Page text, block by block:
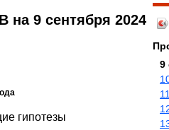
на 9 сентября 2024
гипотезы
9